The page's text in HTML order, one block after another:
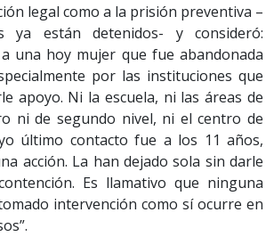
legal como a la prisión preventiva –
ya están detenidos- y consideró:
una hoy mujer que fue abandonada
por las instituciones que
apoyo. Ni la escuela, ni las áreas de
ni de segundo nivel, ni el centro de
último contacto fue a los 11 años,
acción. La han dejado sola sin darle
Es llamativo que ninguna
intervención como sí ocurre en